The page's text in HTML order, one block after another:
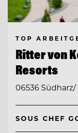
TOP
Ritter von
Resorts
06536
SOUS CHEF